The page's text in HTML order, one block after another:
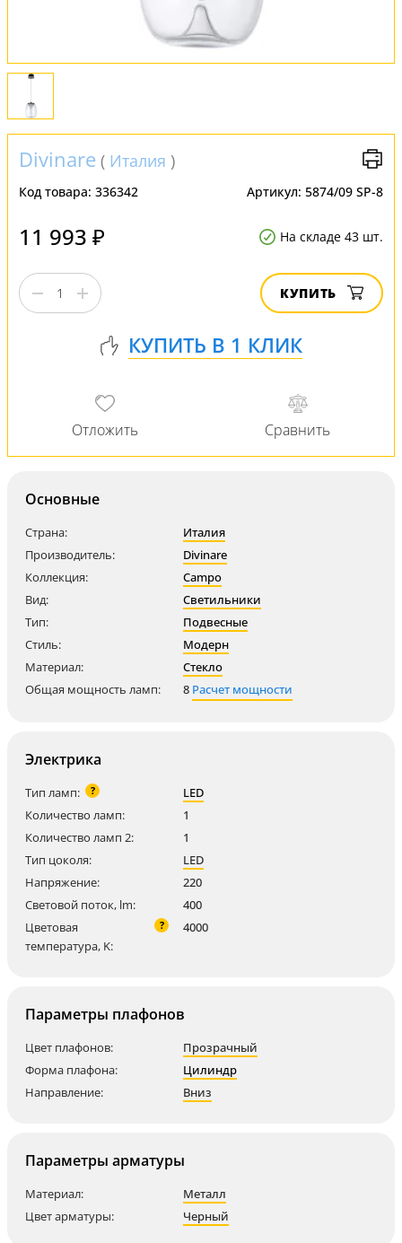
Divinare ( Италия )
Код товара: 336342 Артикул: 5874/09 SP-8
11 993 ₽ На складе 43 шт.
КУПИТЬ
Основные
Страна:
Италия
Производитель:
Divinare
Коллекция:
Campo
Вид:
Светильники
Тип:
Подвесные
Стиль:
Модерн
Материал:
Стекло
Общая мощность ламп:
8 Расчет мощности
Электрика
Тип ламп: ?
LED
Количество ламп:
1
Количество ламп 2:
1
Тип цоколя:
LED
Напряжение:
220
Световой поток, lm:
400
Цветовая
температура, K:
? 4000
Параметры плафонов
Цвет плафонов:
Прозрачный
Форма плафона:
Цилиндр
Направление:
Вниз
Параметры арматуры
Материал:
Металл
Цвет арматуры:
Черный